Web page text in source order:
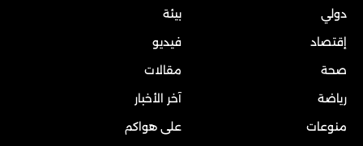
دولي
إقتصاد
صحة
رياضة
منوعات
بيئة
فيديو
مقالات
آخر الأخبار
على هواكم